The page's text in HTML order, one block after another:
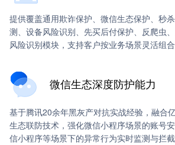
提供覆盖通用欺诈保护、微信生态保护、秒
测、设备风险识别、先买后付保护、反爬虫
风险识别模块，支持客户按业务场景灵活组合
微信生态深度防护能力
基于腾讯20余年黑灰产对抗实战经验，融合
生态联防技术，强化微信小程序场景的账号
信小程序等场景下的异常行为实时监测与拦截